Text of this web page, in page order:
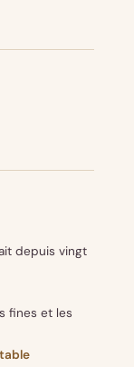
depuis vingt
fines et les